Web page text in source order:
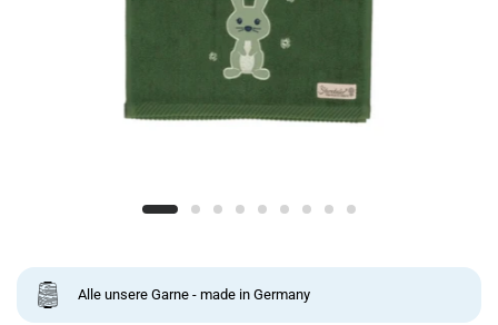
Alle unsere Garne - made in Germany